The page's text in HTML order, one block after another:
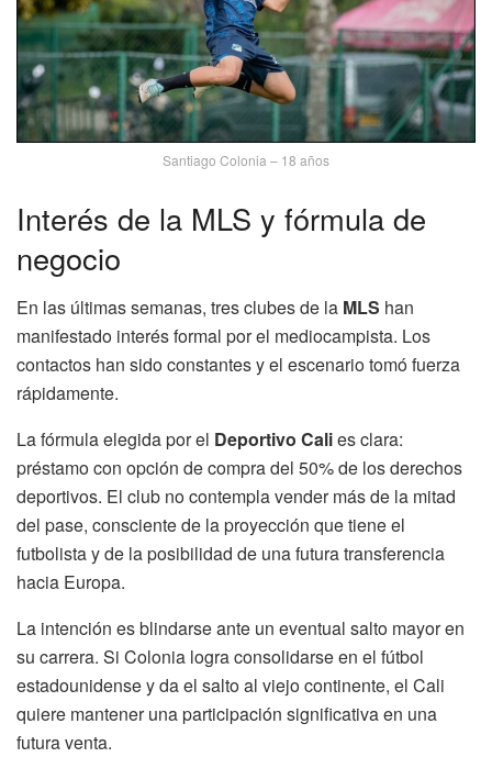
Santiago Colonia – 18 años
Interés de la MLS y fórmula de
negocio
En las últimas semanas, tres clubes de la MLS han
manifestado interés formal por el mediocampista. Los
contactos han sido constantes y el escenario tomó fuerza
rápidamente.
La fórmula elegida por el Deportivo Calies clara:
préstamo con opción de compra del 50% de los derechos
deportivos. El club no contempla vender más de la mitad
del pase, consciente de la proyección que tiene el
futbolista y de la posibilidad de una futura transferencia
hacia Europa.
La intención es blindarse ante un eventual salto mayor en
su carrera. Si Colonia logra consolidarse en el fútbol
estadounidense y da el salto al viejo continente, el Cali
quiere mantener una participación significativa en una
futura venta.